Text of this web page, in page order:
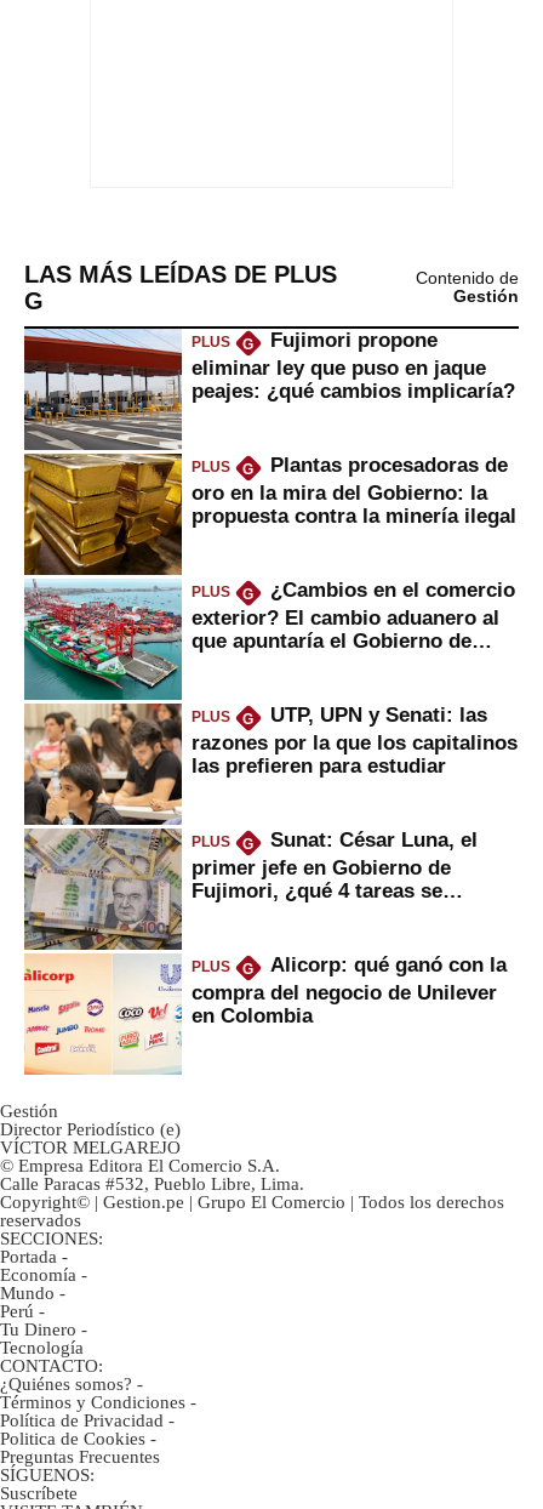
LAS MÁS LEÍDAS DE PLUS
G
Contenido de
Gestión
PLUS G
Fujimori propone
eliminar ley que puso en jaque
peajes: ¿qué cambios implicaría?
PLUS G
Plantas procesadoras de
oro en la mira del Gobierno: la
propuesta contra la minería ilegal
PLUS G
¿Cambios en el comercio
exterior? El cambio aduanero al
que apuntaría el Gobierno de
PLUS G
UTP, UPN y Senati: las
razones por la que los capitalinos
las prefieren para estudiar
PLUS G
Sunat: César Luna, el
primer jefe en Gobierno de
Fujimori, ¿qué 4 tareas se
PLUS G
Alicorp: qué ganó con la
compra del negocio de Unilever
en Colombia
Gestión
Director Periodístico (e)
VÍCTOR MELGAREJO
© Empresa Editora El Comercio S.A.
Calle Paracas #532, Pueblo Libre, Lima.
Copyright© | Gestion.pe | Grupo El Comercio | Todos los derechos
reservados
SECCIONES:
Portada -
Economía -
Mundo -
Perú -
Tu Dinero -
Tecnología
CONTACTO:
¿Quiénes somos? -
Términos y Condiciones -
Política de Privacidad -
Politica de Cookies -
Preguntas Frecuentes
SÍGUENOS:
Suscríbete